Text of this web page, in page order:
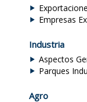
Empresas
Industria
Aspectos
Parques
Agro